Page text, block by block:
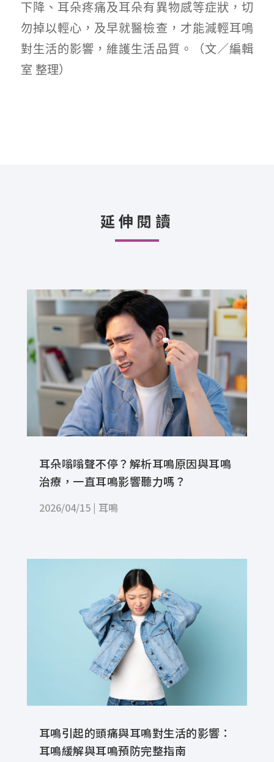
下降、耳朵疼痛及耳朵有異物感等症狀，切
勿掉以輕心，及早就醫檢查，才能減輕耳鳴
對生活的影響，維護生活品質。（文／編輯
室 整理）
延伸閱讀
耳朵嗡嗡聲不停？解析耳鳴原因與耳鳴
治療，一直耳鳴影響聽力嗎？
2026/04/15| 耳鳴
耳鳴引起的頭痛與耳鳴對生活的影響：
耳鳴緩解與耳鳴預防完整指南